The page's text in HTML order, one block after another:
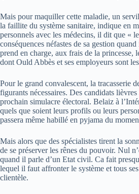
Mais pour maquiller cette maladie, un
la faillite du système sanitaire, indique en
personnels avec les médecins, il dit que «
conséquences néfastes de sa gestion
prend en charge, aux frais de la princesse,
dont Ould Abbès et ses employeurs sont
Pour le grand convalescent, la tracasserie
figurants nécessaires. Des candidats
prochain simulacre électoral. Belaiz à
quels que soient leurs profils ou leurs
passera même habillé en pyjama du
Mais alors que des spécialistes tirent la
de se préserver les rênes du pouvoir. Nul
quand il parle d’un Etat civil. Ca fait
lequel il faut affronter le système et tous
clientèle.